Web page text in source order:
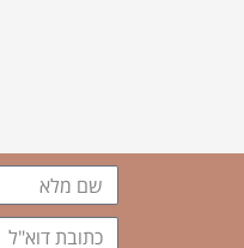
שם
מלא
כתובת